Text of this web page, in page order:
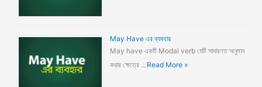
May Have এর ব্যবহার
May have একটি Modal verb যেটি সাধারণত অনুমান
করার ক্ষেত্রে …Read More »